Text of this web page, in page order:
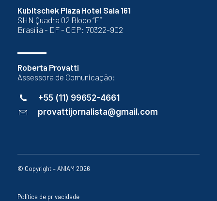
Kubitschek Plaza Hotel Sala 161
SHN Quadra 02 Bloco “E”
Brasília - DF - CEP: 70322-902
Roberta Provatti
Assessora de Comunicação:
+55 (11) 99652-4661
provattijornalista@gmail.com
© Copyright – ANIAM 2026
Política de privacidade